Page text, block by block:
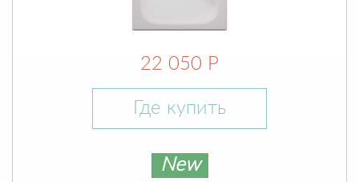
22 050 Р
Где купить
New